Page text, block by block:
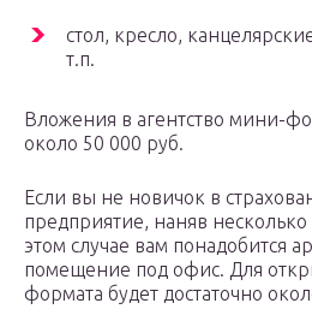
стол, кресло,
т.п.
Вложения в агентство мини-
около 50 000 руб.
Если вы не новичок в
предприятие, наняв несколько
этом случае вам понадобится
помещение под офис. Для
формата будет достаточно